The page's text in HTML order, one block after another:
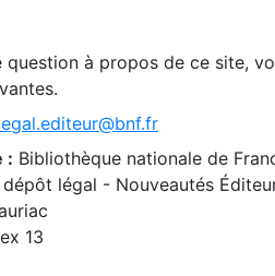
question à propos de ce site,
: Bibliothèque nationale de
légal - Nouveautés
13